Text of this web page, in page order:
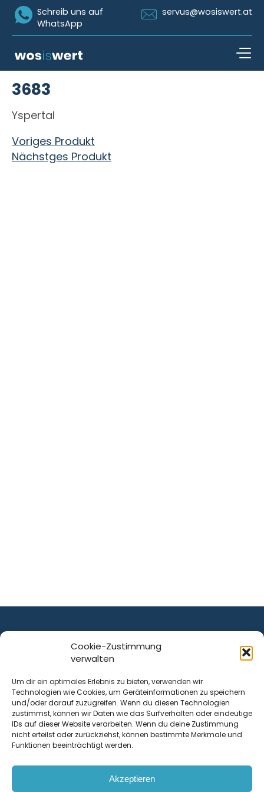
Cookie-Zustimmung
verwalten
Um dir ein optimales Erlebnis zu bieten, verwenden wir
Technologien wie Cookies, um Geräteinformationen zu speichern
und/oder darauf zuzugreifen. Wenn du diesen Technologien
zustimmst, können wir Daten wie das Surfverhalten oder eindeutige
IDs auf dieser Website verarbeiten. Wenn du deine Zustimmung
nicht erteilst oder zurückziehst, können bestimmte Merkmale und
Funktionen beeinträchtigt werden.
Akzeptieren
Icon Whatsapp
Schreib uns auf
WhatsApp
Icon Email
servus@wosiswert.at
3683
Yspertal
Beitragsnavigation
Voriges Produkt
Nächstges Produkt
ist ein Service von
Krenn Real GmbH
Tischlerstraße 12
4050Traun| Österreich
Kontakt